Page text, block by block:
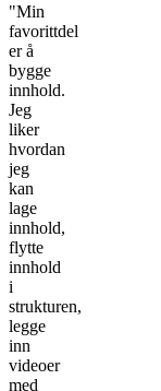
"Min
favorittdel
er å
bygge
innhold.
Jeg
liker
hvordan
jeg
kan
lage
innhold,
flytte
innhold
i
strukturen,
legge
inn
videoer
med